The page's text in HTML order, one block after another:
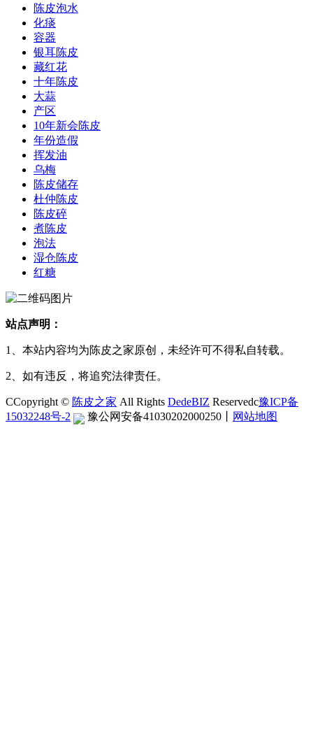
陈皮泡水
化痰
容器
银耳陈皮
藏红花
十年陈皮
大蒜
产区
10年新会陈皮
年份造假
挥发油
乌梅
陈皮储存
杜仲陈皮
陈皮碎
煮陈皮
泡法
湿仓陈皮
红糖
站点声明：
1、本站内容均为陈皮之家原创，未经许可不得私自转载。
2、如有违反，将追究法律责任。
CCopyright © 陈皮之家 All Rights DedeBIZ Reservedc豫ICP备
15032248号-2
豫公网安备41030202000250 网站地图